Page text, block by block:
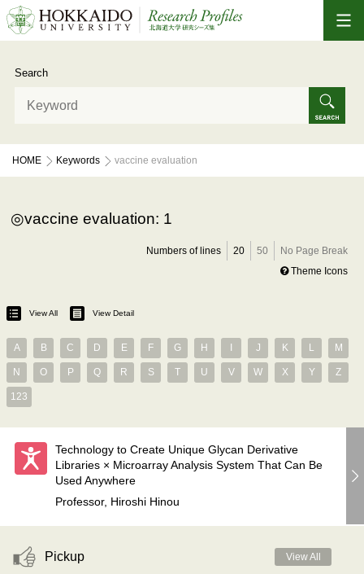
Search
HOME Keywords vaccine evaluation
vaccine evaluation: 1
Numbers of lines 20 50
No Page Break
Theme Icons
View All View Detail
A B C D E F G H J K L M
N O P Q R S T U V W X Y Z
123
Technology to Create Unique Glycan Derivative
Libraries × Microarray Analysis System That Can Be
Used Anywhere
Professor, Hiroshi Hinou
Pickup View All